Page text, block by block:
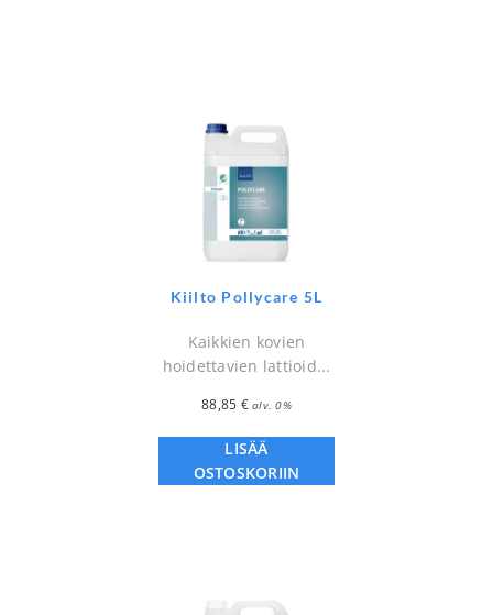
Kiilto Pollycare 5L
Kaikkien kovien
hoidettavien lattioid...
88,85 € alv. 0%
LISÄÄ
OSTOSKORIIN